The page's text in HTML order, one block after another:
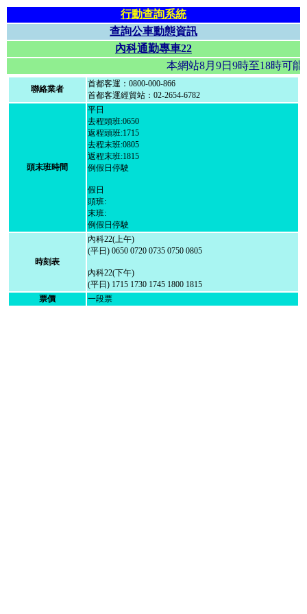
行動查詢系統
查詢公車動態資訊
內科通勤專車22
本網站8月9日9時至18時
聯絡業者
首都客運：0800-000-866
首都客運經貿站：02-2654-6782
頭末班時間
平日
去程頭班:0650
返程頭班:1715
去程末班:0805
返程末班:1815
例假日停駛
假日
頭班:
末班:
例假日停駛
時刻表
內科22(上午)
(平日) 0650 0720 0735 0750 0805
內科22(下午)
(平日) 1715 1730 1745 1800 1815
票價
一段票